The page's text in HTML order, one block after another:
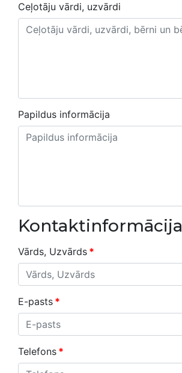
Ceļotāju vārdi, uzvārdi
Papildus informācija
Kontaktinformācija
Vārds, Uzvārds *
E-pasts *
Telefons *